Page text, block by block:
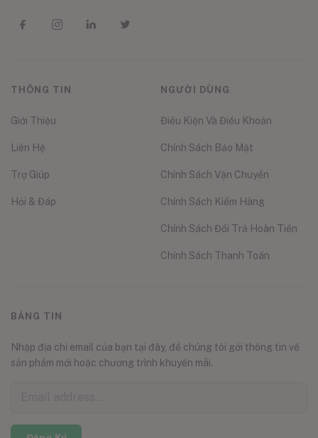
THÔNG TIN
Giới Thiệu
Liên Hệ
Trợ Giúp
Hỏi & Đáp
NGƯỜI DÙNG
Điều Kiện Và Điều Khoản
Chính Sách Bảo Mật
Chính Sách Vận Chuyển
Chính Sách Kiểm Hàng
Chính Sách Đổi Trả Hoàn Tiền
Chính Sách Thanh Toán
BẢNG TIN
Nhập địa chỉ email của bạn tại đây, để chúng tôi gởi thông tin về
sản phẩm mới hoặc chương trình khuyến mãi.